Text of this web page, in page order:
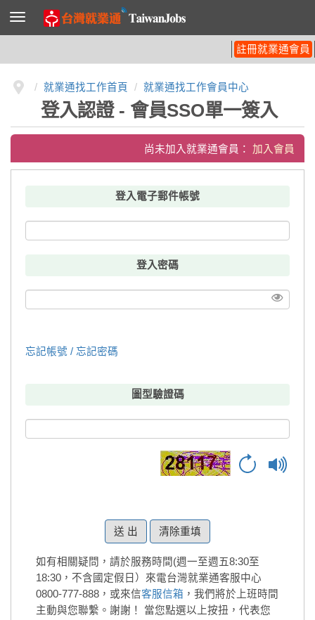
導
列
註冊就業通會員
就業通找工作首頁 就業通找工作會員中心
登入認證 - 會員SSO單一簽入
尚未加入就業通會員： 加入會員
登入電子郵件帳號
登入密碼
忘記帳號 / 忘記密碼
圖型驗證碼
清除重填
如有相關疑問，請於服務時間(週一至週五8:30至
18:30，不含國定假日）來電台灣就業通客服中心
0800-777-888，或來信客服信箱 ，我們將於上班時間
主動與您聯繫。謝謝！
當您點選以上按扭，代表您